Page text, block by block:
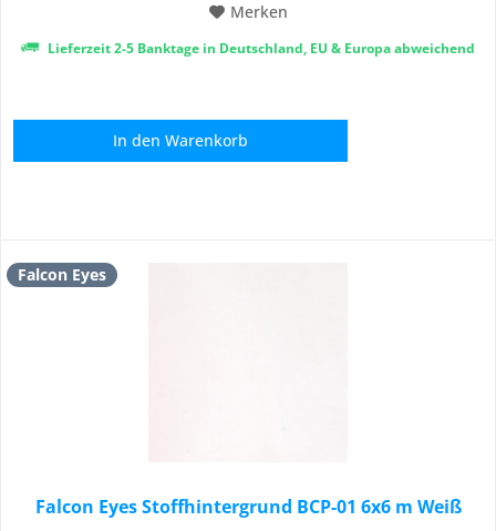
Merken
Lieferzeit 2-5 Banktage in Deutschland, EU & Europa abweichend
In den Warenkorb
Falcon Eyes
Falcon Eyes Stoffhintergrund BCP-01 6x6 m Weiß